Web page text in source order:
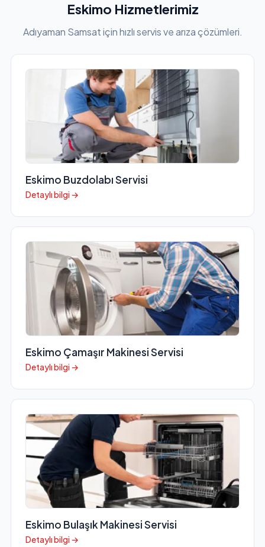
Eskimo Hizmetlerimiz
Adıyaman Samsat için hızlı servis ve arıza çözümleri.
Eskimo Buzdolabı Servisi
Detaylı bilgi →
Eskimo Çamaşır Makinesi Servisi
Detaylı bilgi →
Eskimo Bulaşık Makinesi Servisi
Detaylı bilgi →